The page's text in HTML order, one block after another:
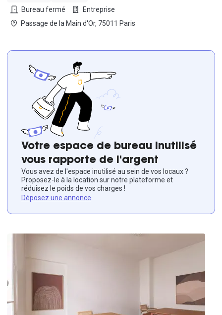
Bureau fermé
Entreprise
Passage de la Main d'Or, 75011 Paris
Votre espace de bureau inutilisé
vous rapporte de l'argent
Vous avez de l'espace inutilisé au sein de vos locaux ?
Proposez-le à la location sur notre plateforme et
réduisez le poids de vos charges !
Déposez une annonce